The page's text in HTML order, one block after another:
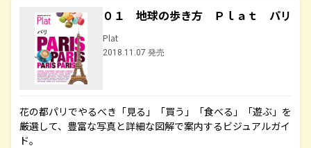
０１ 地球の歩き方 Ｐｌａｔ パリ
Plat
2018.11.07 発売
花の都パリでやるべき「見る」「買う」「食べる」「遊ぶ」を
厳選して、豊富な写真と詳細な図解で案内するビジュアルガイ
ド。